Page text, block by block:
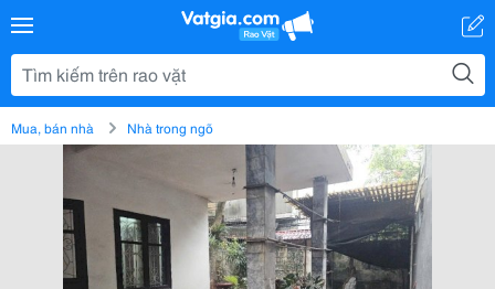
Mua, bán nhà Nhà trong ngõ